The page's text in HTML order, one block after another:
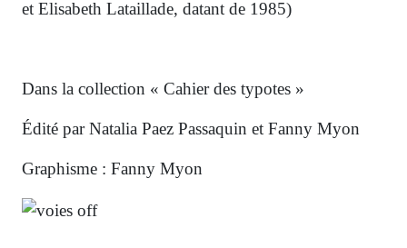
et Elisabeth Lataillade, datant de 1985)
Dans la collection « Cahier des typotes »
Édité par Natalia Paez Passaquin et Fanny Myon
Graphisme : Fanny Myon